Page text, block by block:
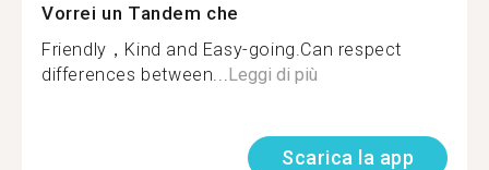
Vorrei un Tandem che
Friendly，Kind and Easy-going.Can respect
differences between...Leggi di più
Scarica la app